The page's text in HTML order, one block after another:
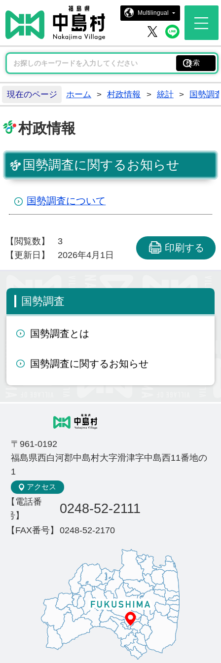
中島村ホ
Multilingual
中島村 X中島
現在のページ ホーム > 村政情報 > 統計 > 国勢調
村政情報
国勢調査に関するお知らせ
国勢調査について
【閲覧数】
3
【更新日】
2026年4月1日
印刷する
国勢調査
国勢調査とは
国勢調査に関するお知らせ
〒961-0192
福島県西白河郡中島村大字滑津字中島西11番地の
1
アクセス
【電話番
号】
0248-52-2111
【FAX番号】 0248-52-2170